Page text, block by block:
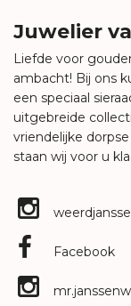
Juwelier
Liefde voor
ambacht! Bij ons
een speciaal
uitgebreide
vriendelijke
staan wij voor u
Facebook